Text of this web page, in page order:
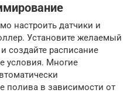
настроить датчики и
Установите желаемый
создайте расписание
условия. Многие
полива в зависимости от